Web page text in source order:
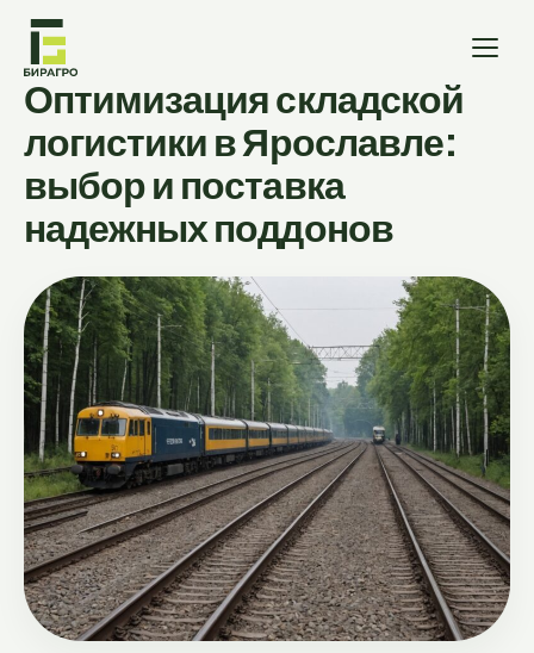
Оптимизация складской
логистики в Ярославле:
выбор и поставка
надежных поддонов